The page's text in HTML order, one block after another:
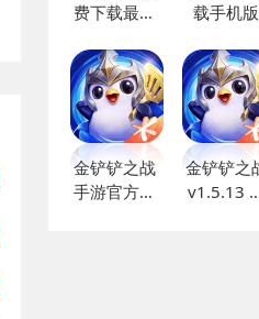
费下载最新
载手机版
金铲铲之战
手游官方下
金铲铲之
v1.5.13